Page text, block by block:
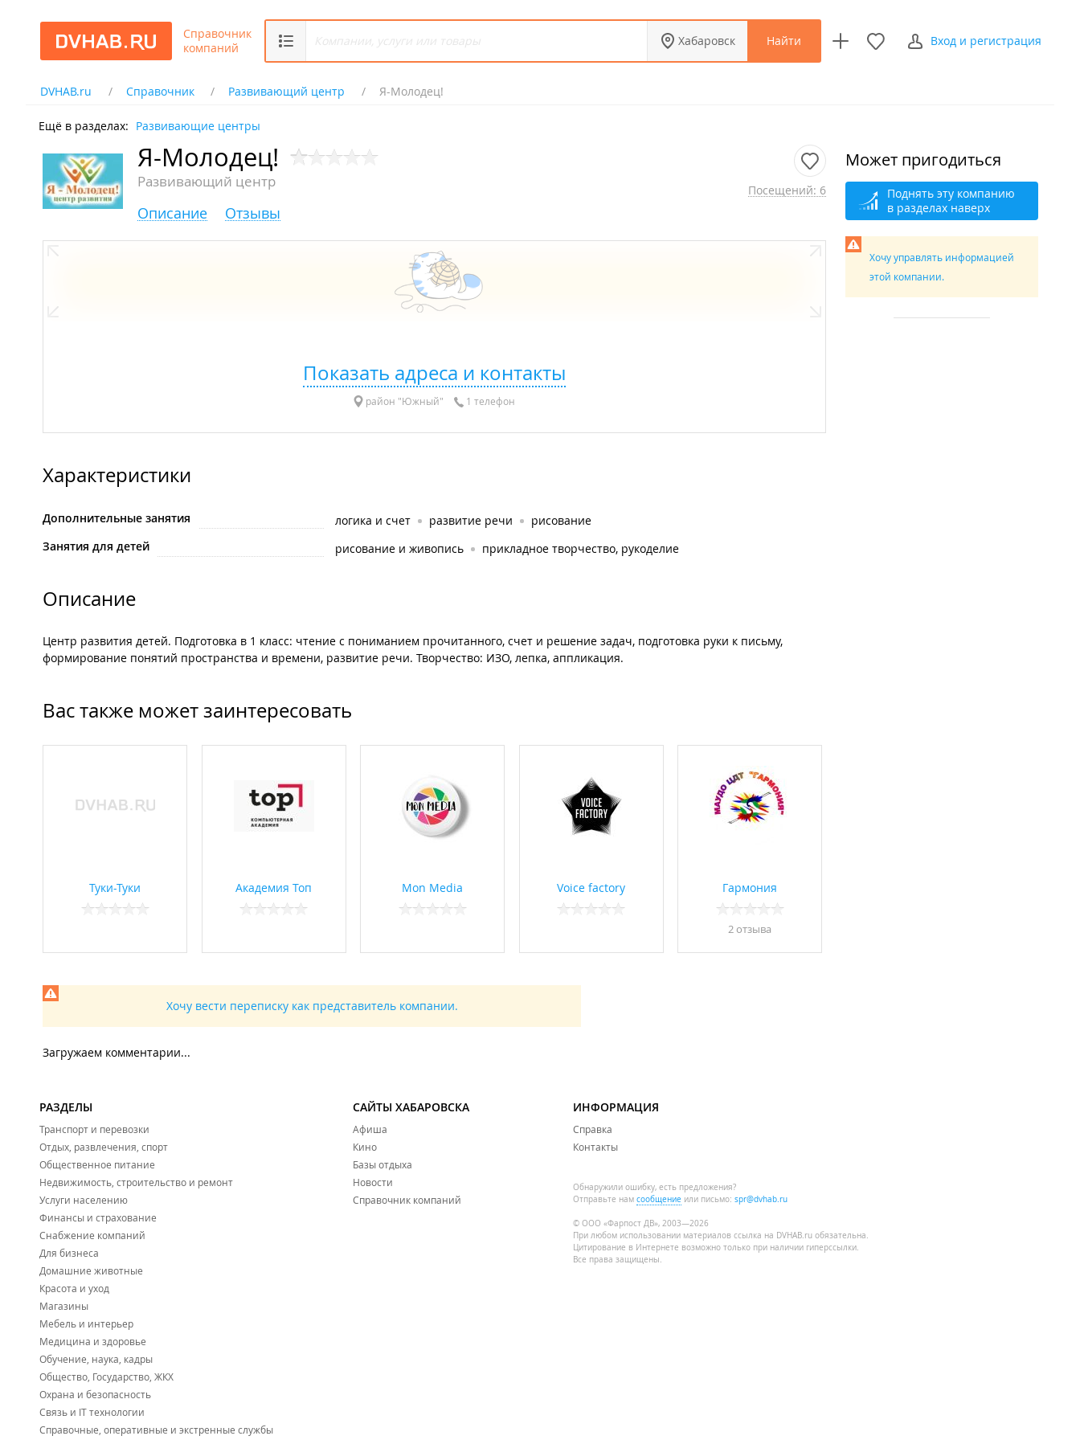
Справочник
компаний
Хабаровск Найти Вход и регистрация
DVHAB.ru Справочник Развивающий центр Я-Молодец!
Ещё в разделах: Развивающие центры
Я-Молодец!
Развивающий центр Посещений: 6
Описание Отзывы
Показать адреса и контакты
район "Южный" 1 телефон
Характеристики
Дополнительные занятия логика и счет развитие речи
рисование
Занятия для детей
рисование и живопись прикладное творчество, рукоделие
Описание
Центр развития детей. Подготовка в 1 класс: чтение с пониманием прочитанного, счет и решение задач, подготовка руки к письму,
формирование понятий пространства и времени, развитие речи. Творчество: ИЗО, лепка, аппликация.
Вас также может заинтересовать
Туки-Туки Академия Топ Mon Media Voice factory Гармония
2 отзывa
Хочу вести переписку как представитель компании.
Загружаем комментарии...
Может пригодиться
Поднять эту компанию
в разделах наверх
Хочу управлять информацией
этой компании.
РАЗДЕЛЫ
Транспорт и перевозки
Отдых, развлечения, спорт
Общественное питание
Недвижимость, строительство и ремонт
Услуги населению
Финансы и страхование
Снабжение компаний
Для бизнеса
Домашние животные
Красота и уход
Магазины
Мебель и интерьер
Медицина и здоровье
Обучение, наука, кадры
Общество, Государство, ЖКХ
Охрана и безопасность
Связь и IT технологии
Справочные, оперативные и экстренные службы
САЙТЫ ХАБАРОВСКА
Афиша
Кино
Базы отдыха
Новости
Справочник компаний
ИНФОРМАЦИЯ
Справка
Контакты
Обнаружили ошибку, есть предложения?
Отправьте нам сообщение или письмо: spr@dvhab.ru
© ООО «Фарпост ДВ», 2003—2026
При любом использовании материалов ссылка на DVHAB.ru обязательна.
Цитирование в Интернете возможно только при наличии гиперссылки.
Все права защищены.